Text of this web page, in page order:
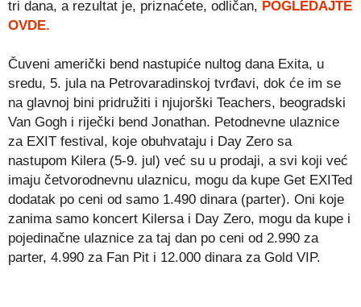
tri dana, a rezultat je, priznaćete, odličan, POGLEDAJTE
OVDE.
Čuveni američki bend nastupiće nultog dana Exita, u
sredu, 5. jula na Petrovaradinskoj tvrđavi, dok će im se
na glavnoj bini pridružiti i njujorški Teachers, beogradski
Van Gogh i riječki bend Jonathan. Petodnevne ulaznice
za EXIT festival, koje obuhvataju i Day Zero sa
nastupom Kilera (5-9. jul) već su u prodaji, a svi koji već
imaju četvorodnevnu ulaznicu, mogu da kupe Get EXITed
dodatak po ceni od samo 1.490 dinara (parter). Oni koje
zanima samo koncert Kilersa i Day Zero, mogu da kupe i
pojedinačne ulaznice za taj dan po ceni od 2.990 za
parter, 4.990 za Fan Pit i 12.000 dinara za Gold VIP.